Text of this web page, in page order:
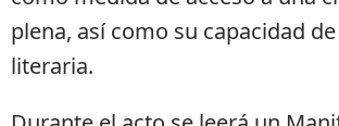
plena, así como su capacidad
literaria.